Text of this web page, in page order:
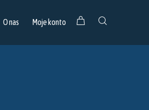
O nas Moje konto